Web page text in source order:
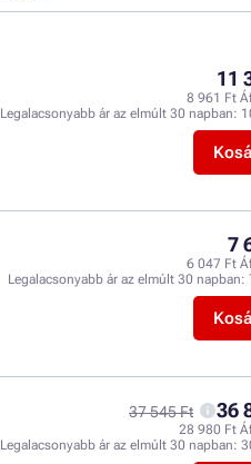
11
8 961 Ft
Legalacsonyabb ár az elmúlt 30 napban:
7
6 047 Ft
Legalacsonyabb ár az elmúlt 30 napban:
37 545 Ft 36
28 980 Ft
Legalacsonyabb ár az elmúlt 30 napban: